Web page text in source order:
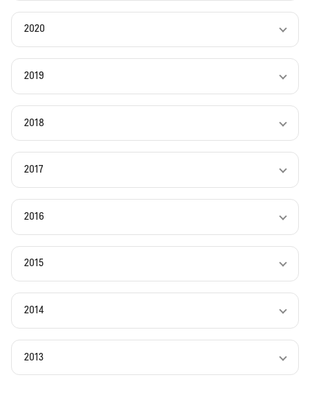
2020
2019
2018
2017
2016
2015
2014
2013